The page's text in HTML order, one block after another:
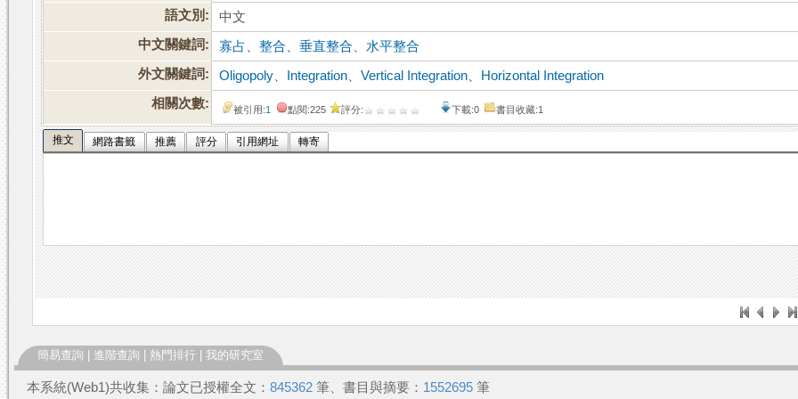
語文別:
中文
中文關鍵詞:
寡占 、整合 、垂直整合
水平整合
外文關鍵詞:
Oligopoly Integration 、Vertical Integration
Horizontal Integration
相關次數:
被引用:1 點閱:225 評分: 下載:0 書目收藏:1
推文 網路書籤 推薦 評分 引用網址 轉寄
簡易查詢 進階查詢 熱門排行 我的研究室
本系統(Web1)共收集：論文已授權全文： 845362 筆、書目與摘要： 1552695 筆